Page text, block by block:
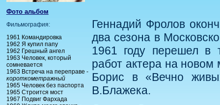
Фото альбом
Фильмография:
1961 Командировка
1962 Я купил папу
1962 Грешный ангел
1963 Человек, который
сомневается
1963 Встреча на переправе -
короткометражный
1965 Человек без паспорта
1965 Строится мост
1967 Подвиг Фархада
Геннадий Фролов
два сезона в
1961 году перешел в
работ актера на
Борис в «Вечно
В.Блажека.